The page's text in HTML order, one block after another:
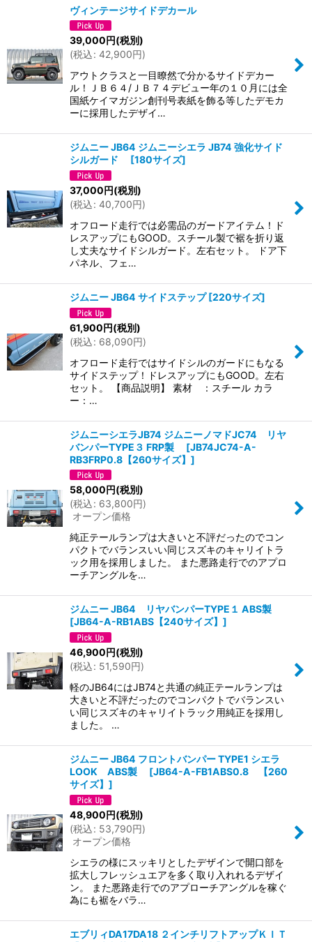
ヴィンテージサイドデカール
39,000 円(税別)
(税込: 42,900円)
アウトクラスと一目瞭然で分かるサイドデカー
ル！ＪＢ６４/ＪＢ７４デビュー年の１０月には全
国紙ケイマガジン創刊号表紙を飾る等したデモカ
ーに採用したデザイ…
ジムニー JB64 ジムニーシエラ JB74 強化サイド
シルガード
[180サイズ]
37,000円(税別)
(税込: 40,700円)
オフロード走行では必需品のガードアイテム！ド
レスアップにもGOOD。スチール製で裾を折り返
し丈夫なサイドシルガード。左右セット。 ドア下
パネル、フェ…
ジムニー JB64 サイドステップ[220サイズ]
61,900円(税別)
(税込: 68,090円)
オフロード走行ではサイドシルのガードにもなる
サイドステップ！ドレスアップにもGOOD。左右
セット。 【商品説明】 素材 ：スチール カラ
ー：…
ジムニーシエラJB74 ジムニーノマドJC74 リヤ
バンパーTYPE３ FRP製
[JB74JC74-A-
RB3FRP0.8【260サイズ】 ]
58,000 円(税別)
(税込: 63,800円)
オープン価格
純正テールランプは大きいと不評だったのでコン
パクトでバランスいい同じスズキのキャリイトラ
ック用を採用しました。 また悪路走行でのアプロ
ーチアングルを…
ジムニー JB64 リヤバンパーTYPE１ ABS製
[JB64-A-RB1ABS【240サイズ】 ]
46,900円(税別)
(税込: 51,590円)
軽のJB64にはJB74と共通の純正テールランプは
大きいと不評だったのでコンパクトでバランスい
い同じスズキのキャリイトラック用純正を採用し
ました。 …
ジムニー JB64 フロントバンパー TYPE1 シエラ
LOOK ABS製
[JB64-A-FB1ABS0.8 【260
サイズ】 ]
48,900円(税別)
(税込: 53,790円)
オープン価格
シエラの様にスッキリとしたデザインで開口部を
拡大しフレッシュエアを多く取り入れれるデザイ
ン。 また悪路走行でのアプローチアングルを稼ぐ
為にも裾をバラ…
エブリィDA17DA18 ２インチリフトアップＫＩＴ